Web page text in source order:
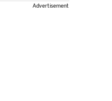
Advertisement